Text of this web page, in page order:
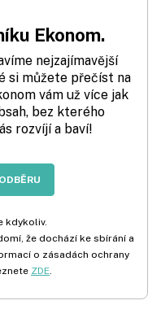
Ekonom.
nejzajímavější
si můžete přečíst na
vám už více jak
bez kterého
rozvíjí a baví!
kdykoliv.
že dochází ke sbírání a
o zásadách ochrany
ZDE